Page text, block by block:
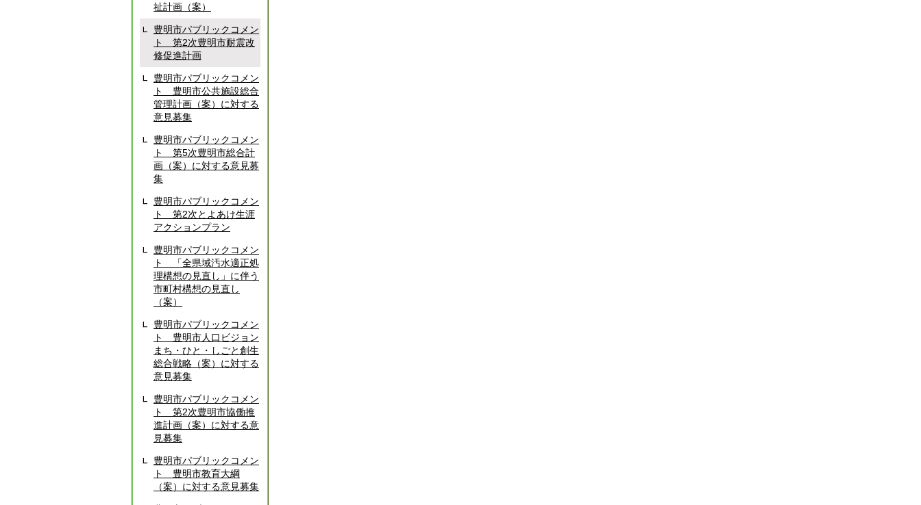
祉計画（案）
豊明市パブリックコメン
ト 第2次豊明市耐震改
修促進計画
豊明市パブリックコメン
ト 豊明市公共施設総合
管理計画（案）に対する
意見募集
豊明市パブリックコメン
ト 第5次豊明市総合計
画（案）に対する意見募
集
豊明市パブリックコメン
ト 第2次とよあけ生涯
アクションプラン
豊明市パブリックコメン
ト 「全県域汚水適正処
理構想の見直し」に伴う
市町村構想の見直し
（案）
豊明市パブリックコメン
ト 豊明市人口ビジョン
まち・ひと・しごと創生
総合戦略（案）に対する
意見募集
豊明市パブリックコメン
ト 第2次豊明市協働推
進計画（案）に対する意
見募集
豊明市パブリックコメン
ト 豊明市教育大綱
（案）に対する意見募集